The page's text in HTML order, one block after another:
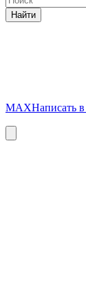
Найти
MAXНаписать